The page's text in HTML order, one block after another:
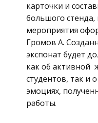
карточки и
большого
мероприятия
Громов А.
экспонат будет
как об активной
студентов, так и
эмоциях,
работы.